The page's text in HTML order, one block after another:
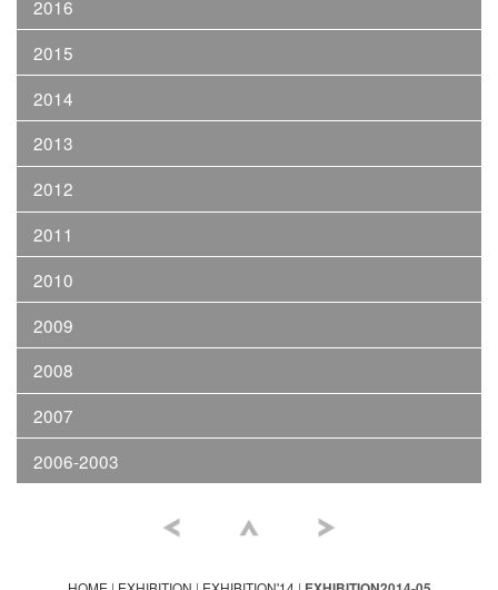
2016
2015
2014
2013
2012
2011
2010
2009
2008
2007
2006-2003